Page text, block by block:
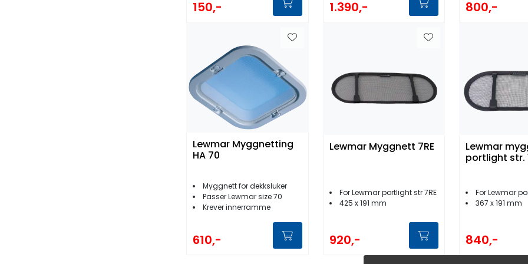
150,- 1.390,- 800,-
Lewmar Myggnetting
HA 70
Myggnett for dekksluker
Passer Lewmar size 70
Krever innerramme
610,-
Lewmar Myggnett 7RE
For Lewmar portlight str 7RE
425 x 191 mm
920,-
Lewmar
portlight str.
For Lewmar
367 x 191 mm
840,-